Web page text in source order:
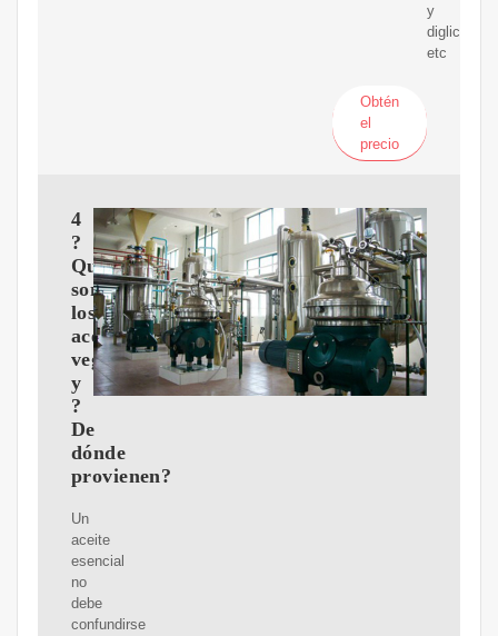
y
etc
Obtén
el
precio
4
?
Qué
son
los
aceites
vegetales?
y
?
De
dónde
provienen?
Un
aceite
esencial
no
debe
confundirse